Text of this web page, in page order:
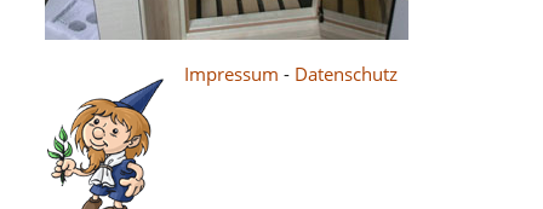
Impressum - Datenschutz